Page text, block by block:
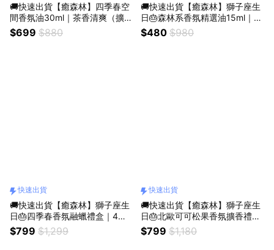
🚚快速出貨【癒森林】四季春空
間香氛油30ml｜茶香清爽（擴香
專用／質感香氛／療癒小物／清
新香氛）
$699 $880
🚚快速出貨【癒森林】獅子座生
日🎂森林系香氛精選油15ml｜10
款選1（收禮人自選香氣／生日
禮物／質感送禮／療癒系禮物／
$480 $980
快速出貨
🚚快速出貨【癒森林】獅子座生
日🎂四季春香氛融蠟禮盒｜4入
+融蠟燭燈（生日禮物／質感送
禮／療癒系禮物／送禮推薦）
$799 $1,299
快速出貨
🚚快速出貨【癒森林】獅子座生
日🎂北歐可可松果香氛擴香禮盒
｜水晶杯+松果+15ml香氛油
（收禮人自選香氣／生日禮物／
$799 $1,180